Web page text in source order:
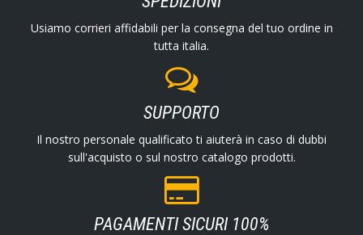
Usiamo corrieri affidabili per la consegna del tuo ordine in
tutta italia.
SUPPORTO
Il nostro personale qualificato ti aiuterà in caso di dubbi
sull'acquisto o sul nostro catalogo prodotti.
PAGAMENTI SICURI 100%